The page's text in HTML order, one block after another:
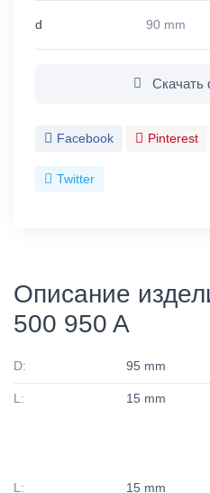
d 90 mm
Скачать
Facebook Pinterest
Twitter
Описание
500 950 A
D: 95 mm
L: 15 mm
L: 15 mm